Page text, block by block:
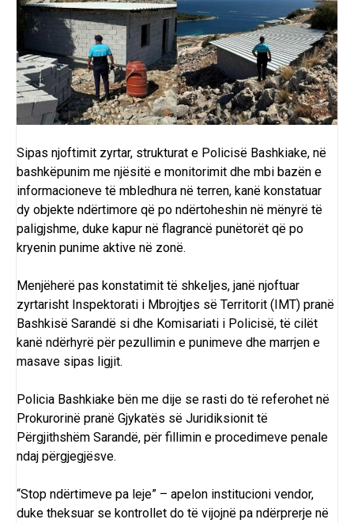
Sipas njoftimit zyrtar, strukturat e Policisë Bashkiake, në
bashkëpunim me njësitë e monitorimit dhe mbi bazën e
informacioneve të mbledhura në terren, kanë konstatuar
dy objekte ndërtimore që po ndërtoheshin në mënyrë të
paligjshme, duke kapur në flagrancë punëtorët që po
kryenin punime aktive në zonë.
Menjëherë pas konstatimit të shkeljes, janë njoftuar
zyrtarisht Inspektorati i Mbrojtjes së Territorit (IMT) pranë
Bashkisë Sarandë si dhe Komisariati i Policisë, të cilët
kanë ndërhyrë për pezullimin e punimeve dhe marrjen e
masave sipas ligjit.
Policia Bashkiake bën me dije se rasti do të referohet në
Prokurorinë pranë Gjykatës së Juridiksionit të
Përgjithshëm Sarandë, për fillimin e procedimeve penale
ndaj përgjegjësve.
“Stop ndërtimeve pa leje” – apelon institucioni vendor,
duke theksuar se kontrollet do të vijojnë pa ndërprerje në